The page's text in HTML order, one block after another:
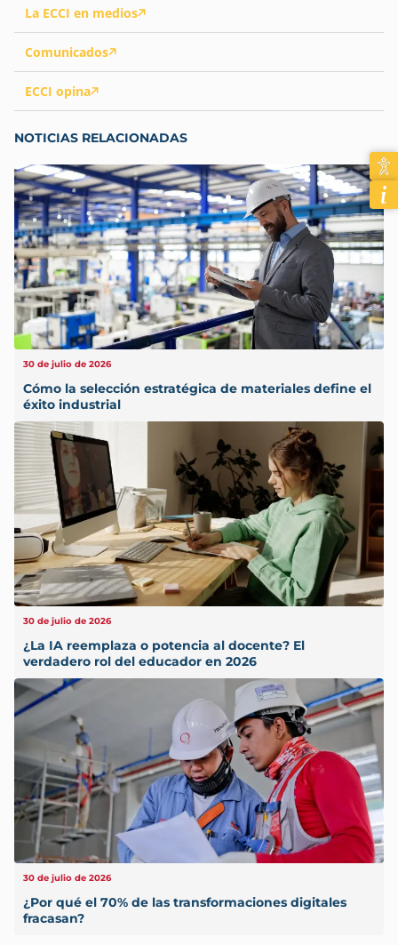
La ECCI en medios
Comunicados
ECCI opina
NOTICIAS RELACIONADAS
30 de julio de 2026
Cómo la selección estratégica de materiales define el
éxito industrial
30 de julio de 2026
¿La IA reemplaza o potencia al docente? El
verdadero rol del educador en 2026
30 de julio de 2026
¿Por qué el 70% de las transformaciones digitales
fracasan?